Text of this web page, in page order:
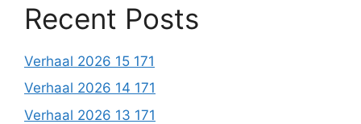
Recent Posts
Verhaal 2026 15 171
Verhaal 2026 14 171
Verhaal 2026 13 171